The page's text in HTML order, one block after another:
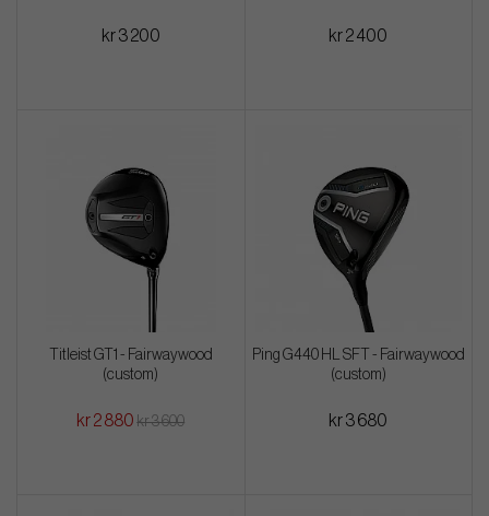
kr 3 200 kr 2 400
Titleist GT1 - Fairwaywood
(custom)
kr 2 880 kr 3 600
Ping G440 HL SFT - Fairwaywood
(custom)
kr 3 680